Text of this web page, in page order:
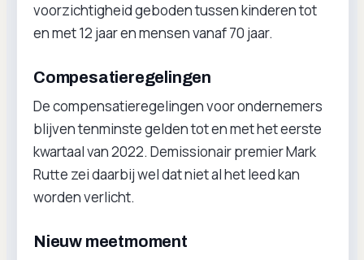
voorzichtigheid geboden tussen kinderen tot
en met 12 jaar en mensen vanaf 70 jaar.
Compesatieregelingen
De compensatieregelingen voor ondernemers
blijven tenminste gelden tot en met het eerste
kwartaal van 2022. Demissionair premier Mark
Rutte zei daarbij wel dat niet al het leed kan
worden verlicht.
Nieuw meetmoment